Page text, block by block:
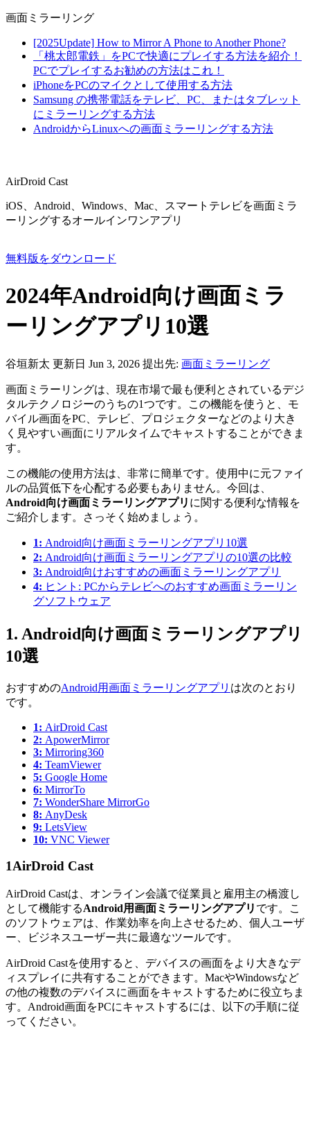
画面ミラーリング
[2025Update] How to Mirror A Phone to Another Phone?
「桃太郎電鉄」をPCで快適にプレイする方法を紹介！
PCでプレイするお勧めの方法はこれ！
iPhoneをPCのマイクとして使用する方法
Samsung の携帯電話をテレビ、PC、またはタブレット
にミラーリングする方法
AndroidからLinuxへの画面ミラーリングする方法
AirDroid Cast
iOS、Android、Windows、Mac、スマートテレビを画面ミラ
ーリングするオールインワンアプリ
無料版をダウンロード
2024年Android向け画面ミラ
ーリングアプリ10選
谷垣新太 更新日 Jun 3, 2026 提出先: 画面ミラーリング
画面ミラーリングは、現在市場で最も便利とされているデジ
タルテクノロジーのうちの1つです。この機能を使うと、モ
バイル画面をPC、テレビ、プロジェクターなどのより大き
く見やすい画面にリアルタイムでキャストすることができま
す。
この機能の使用方法は、非常に簡単です。使用中に元ファイ
ルの品質低下を心配する必要もありません。今回は、
Android向け画面ミラーリングアプリ に関する便利な情報を
ご紹介します。さっそく始めましょう。
1: Android向け画面ミラーリングアプリ10選
2: Android向け画面ミラーリングアプリの10選の比較
3: Android向けおすすめの画面ミラーリングアプリ
4: ヒント: PCからテレビへのおすすめ画面ミラーリン
グソフトウェア
1. Android向け画面ミラーリングアプリ
10選
おすすめのAndroid用画面ミラーリングアプリ は次のとおり
です。
1: AirDroid Cast
2: ApowerMirror
3: Mirroring360
4: TeamViewer
5: Google Home
6: MirrorTo
7: WonderShare MirrorGo
8: AnyDesk
9: LetsView
10: VNC Viewer
1AirDroid Cast
AirDroid Castは、オンライン会議で従業員と雇用主の橋渡し
として機能するAndroid用画面ミラーリングアプリ です。こ
のソフトウェアは、作業効率を向上させるため、個人ユーザ
ー、ビジネスユーザー共に最適なツールです。
AirDroid Castを使用すると、デバイスの画面をより大きなデ
ィスプレイに共有することができます。MacやWindowsなど
の他の複数のデバイスに画面をキャストするために役立ちま
す。Android画面をPCにキャストするには、以下の手順に従
ってください。